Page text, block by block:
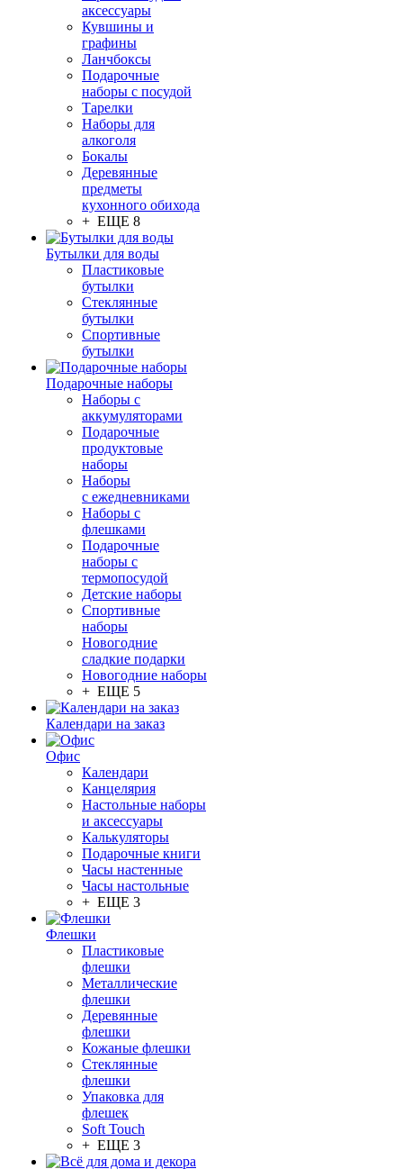
аксессуары
Кувшины и
графины
Ланчбоксы
Подарочные
наборы с посудой
Тарелки
Наборы для
алкоголя
Бокалы
Деревянные
предметы
кухонного обихода
+ ЕЩЕ 8
Бутылки для воды
Пластиковые
бутылки
Стеклянные
бутылки
Спортивные
бутылки
Подарочные наборы
Наборы с
аккумуляторами
Подарочные
продуктовые
наборы
Наборы
с ежедневниками
Наборы с
флешками
Подарочные
наборы с
термопосудой
Детские наборы
Спортивные
наборы
Новогодние
сладкие подарки
Новогодние наборы
+ ЕЩЕ 5
Календари на заказ
Офис
Календари
Канцелярия
Настольные наборы
и аксессуары
Калькуляторы
Подарочные книги
Часы настенные
Часы настольные
+ ЕЩЕ 3
Флешки
Пластиковые
флешки
Металлические
флешки
Деревянные
флешки
Кожаные флешки
Стеклянные
флешки
Упаковка для
флешек
Soft Touch
+ ЕЩЕ 3